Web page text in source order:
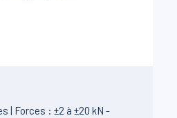
| Forces : ±2 à ±20 kN -